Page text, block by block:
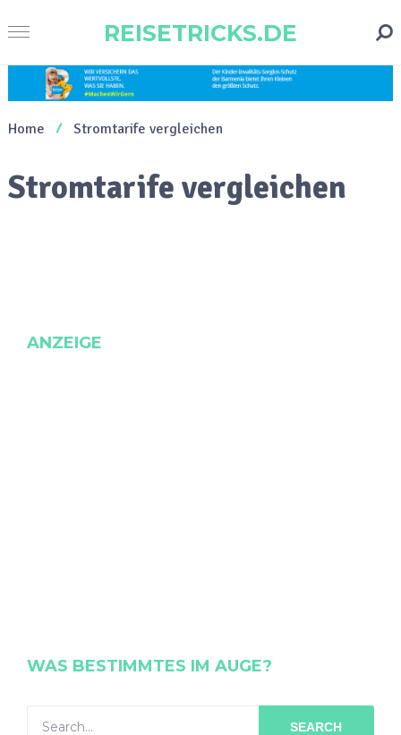
REISETRICKS.DE
Home Stromtarife vergleichen
Stromtarife vergleichen
ANZEIGE
WAS BESTIMMTES IM AUGE?
SEARCH